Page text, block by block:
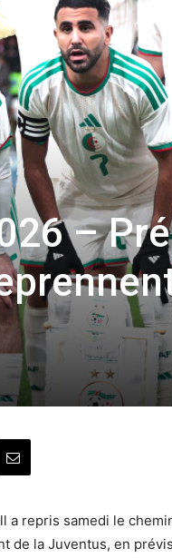
–
repris samedi le
de la Juventus, en